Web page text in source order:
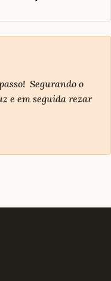
Segurando o
e em seguida rezar